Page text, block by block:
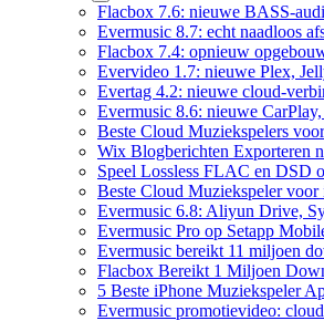
Flacbox 7.6: nieuwe BASS-
Evermusic 8.7: echt naadloos
Flacbox 7.4: opnieuw
Evervideo 1.7: nieuwe Plex,
Evertag 4.2: nieuwe cloud-
Evermusic 8.6: nieuwe
Beste Cloud Muziekspelers
Wix Blogberichten Exporteren
Speel Lossless FLAC en DSD
Beste Cloud Muziekspeler voor
Evermusic 6.8: Aliyun Drive,
Evermusic Pro op Setapp
Evermusic bereikt 11 miljoen
Flacbox Bereikt 1 Miljoen
5 Beste iPhone Muziekspeler
Evermusic promotievideo: